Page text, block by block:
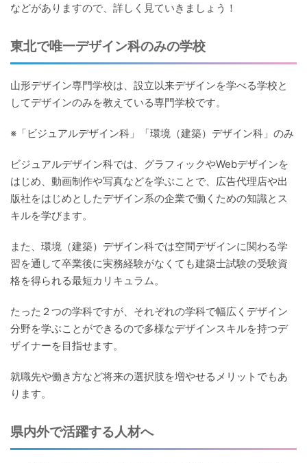
などがありますので、詳しく見ていきましょう！
東北で唯一デザイン科のみの学校
山形デザイン専門学校は、設立以来デザインを学べる学校と
してデザインのみを教えている専門学校です。
※「ビジュアルデザイン科」「環境（建築）デザイン科」のみ
ビジュアルデザイン科では、グラフィックやWebデザインを
はじめ、動画制作や写真などを学ぶことで、広告代理店や出
版社をはじめとしたデザイン系の企業で働くための知識とス
キルを学びます。
また、環境（建築）デザイン科では空間デザインに関わる学
習を通して卒業後に実務経験がなくても建築士試験の受験資
格を得られる最短カリキュラム。
たった２つの学科ですが、それぞれの学科で幅広くデザイン
分野を学ぶことができるので多様なデザインスキルを持つデ
ザイナーを目指せます。
就職先や働き方など将来の選択肢を増やせるメリットでもあ
ります。
県内外で活躍する人材へ